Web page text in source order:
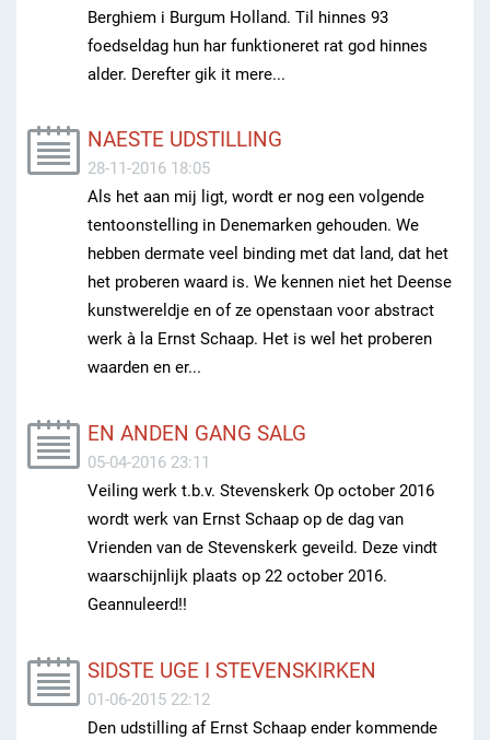
Berghiem i Burgum Holland. Til hinnes 93
foedseldag hun har funktioneret rat god hinnes
alder. Derefter gik it mere...
NAESTE UDSTILLING
28-11-2016 18:05
Als het aan mij ligt, wordt er nog een volgende
tentoonstelling in Denemarken gehouden. We
hebben dermate veel binding met dat land, dat het
het proberen waard is. We kennen niet het Deense
kunstwereldje en of ze openstaan voor abstract
werk à la Ernst Schaap. Het is wel het proberen
waarden en er...
EN ANDEN GANG SALG
05-04-2016 23:11
Veiling werk t.b.v. Stevenskerk Op october 2016
wordt werk van Ernst Schaap op de dag van
Vrienden van de Stevenskerk geveild. Deze vindt
waarschijnlijk plaats op 22 october 2016.
Geannuleerd!!
SIDSTE UGE I STEVENSKIRKEN
01-06-2015 22:12
Den udstilling af Ernst Schaap ender kommende